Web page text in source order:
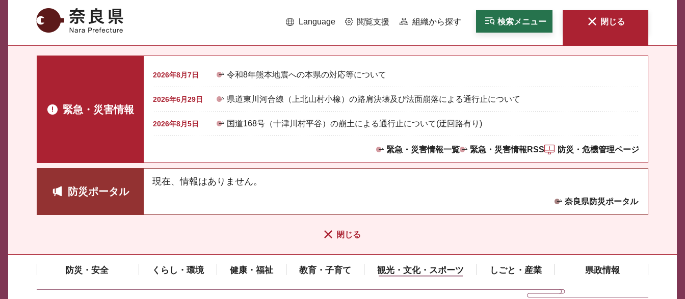
奈良県 Language 閲覧支援 組織から探す 検索メニュー 閉じる
緊急・災害情報
2026年8月7日 令和8年熊本地震への本県の対応等について
2026年6月29日 県道東川河合線（上北山村小橡）の路肩決壊及び法面崩落による通行止について
2026年8月5日 国道168号（十津川村平谷）の崩土による通行止について(迂回路有り)
緊急・災害情報一覧 緊急・災害情報RSS 防災・危機管理ページ
防災ポータル
現在、情報はありません。
奈良県防災ポータル
閉じる
防災・安全 くらし・環境 健康・福祉 教育・子育て 観光・文化・スポーツ しごと・産業 県政情報